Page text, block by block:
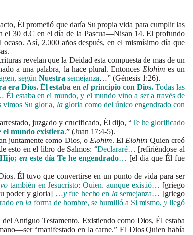
Él prometió que daría Su propia vida para cumplir las
el 30 d.C en el día de la Pascua—Nisan 14. El profundo
Así, 2.000 años después, en el mismísimo día que
revelan que la Deidad esta compuesta de mas de un
a una palabra, la hace plural. Entonces Elohim es un
segúnNuestra semejanza…” (Génesis 1:26).
era Dios. Él estaba enelprincipio con Dios. Todas las
Él estaba en el mundo, y el mundo vino a ser a través de
Su gloria, lagloria como del único engendrado con
juzgado y crucificado, Él dijo, “Te he glorificado
el mundo existiera.” (Juan 17:4-5).
juntamente como Dios, o Elohim. El Elohim Quien creó
esto en el libro de Salmos: “Declararé… [refiriéndose al
en este día Te he engendrado… [el día que Él fue
Él tuvo que convertirse en un punto de vida para ser
también en Jesucristo; Quien, aunque existió… [griego
poder y gloria] …yfue hecho en lasemejanza… [griego
en la forma de hombre, se humilló a Si mismo, yllegó
Antiguo Testamento. Existiendo como Dios, Él estaba
“manifestado en la carne.” El Dios Quien había